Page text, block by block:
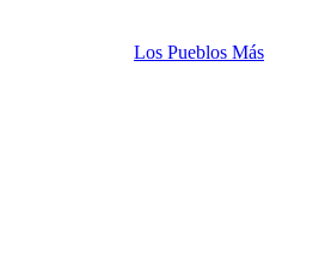
Los Pueblos Más